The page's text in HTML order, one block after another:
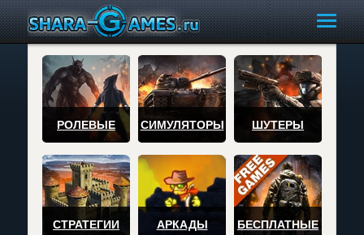
РОЛЕВЫЕ СИМУЛЯТОРЫ ШУТЕРЫ
СТРАТЕГИИ АРКАДЫ БЕСПЛАТНЫЕ